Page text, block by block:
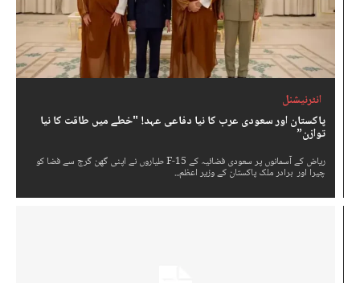
انٹرنیشنل
پاکستان اور سعودی عرب کا نیا دفاعی عہد! "خطے میں طاقت کا نیا
توازن”
ریاض کے آسمانوں پر سعودی فضائیہ کے F-15 طیاروں نے اپنی گھن گرج سے فضا کو
چیرا اور برادر ملک پاکستان کے وزیر اعظم...